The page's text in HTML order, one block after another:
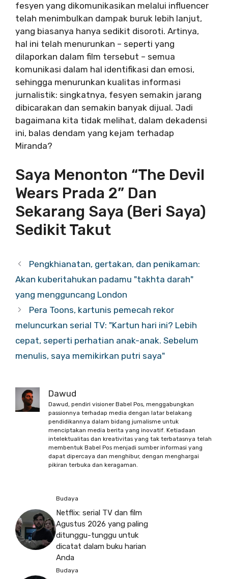
fesyen yang dikomunikasikan melalui influencer
telah menimbulkan dampak buruk lebih lanjut,
yang biasanya hanya sedikit disoroti. Artinya,
hal ini telah menurunkan – seperti yang
dilaporkan dalam film tersebut – semua
komunikasi dalam hal identifikasi dan emosi,
sehingga menurunkan kualitas informasi
jurnalistik: singkatnya, fesyen semakin jarang
dibicarakan dan semakin banyak dijual. Jadi
bagaimana kita tidak melihat, dalam dekadensi
ini, balas dendam yang kejam terhadap
Miranda?
Saya Menonton “The Devil
Wears Prada 2” Dan
Sekarang Saya (beri Saya)
Sedikit Takut
Pengkhianatan, gertakan, dan penikaman:
Akan kuberitahukan padamu "takhta darah"
yang mengguncang London
Pera Toons, kartunis pemecah rekor
meluncurkan serial TV: "Kartun hari ini? Lebih
cepat, seperti perhatian anak-anak. Sebelum
menulis, saya memikirkan putri saya"
Dawud
Dawud, pendiri visioner Babel Pos, menggabungkan
passionnya terhadap media dengan latar belakang
pendidikannya dalam bidang jurnalisme untuk
menciptakan media berita yang inovatif. Ketiadaan
intelektualitas dan kreativitas yang tak terbatasnya telah
membentuk Babel Pos menjadi sumber informasi yang
dapat dipercaya dan menghibur, dengan menghargai
pikiran terbuka dan keragaman.
Budaya
Netflix: serial TV dan film
Agustus 2026 yang paling
ditunggu-tunggu untuk
dicatat dalam buku harian
Anda
Budaya